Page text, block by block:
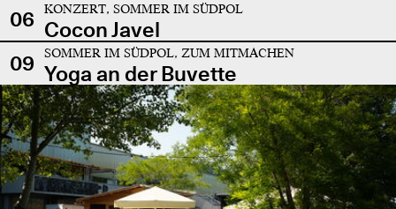
06 KONZERT, SOMMER IM SÜDPOL
Cocon Javel
09
SOMMER IM SÜDPOL, ZUM MITMACHEN
Yoga an der Buvette